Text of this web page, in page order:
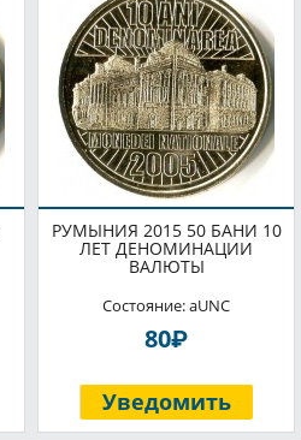
РУМЫНИЯ 2015 50 БАНИ 10
ЛЕТ ДЕНОМИНАЦИИ
ВАЛЮТЫ
Состояние: aUNC
80P
Уведомить